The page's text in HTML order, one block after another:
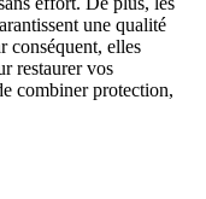
une qualité
conséquent, elles
restaurer vos
combiner protection,